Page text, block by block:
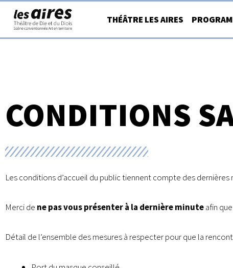
contenu
THÉÂTRE LES AIRES
CONDITIONS
Les conditions d’accueil du public tiennent compte des
Merci de ne pas vous présenter à la dernière minuteafin
Détail de l’ensemble des mesures à respecter pour que la